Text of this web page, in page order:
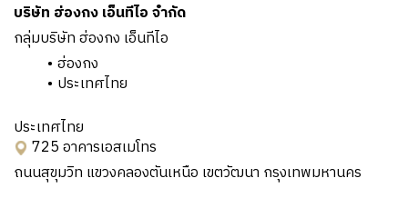
บริษัท ฮ่องกง เอ็นทีไอ จำกัด
กลุ่มบริษัท ฮ่องกง เอ็นทีไอ
ฮ่องกง
ประเทศไทย
ประเทศไทย
725 อาคารเอสเมโทร
ถนนสุขุมวิท แขวงคลองตันเหนือ เขตวัฒนา กรุงเทพมหานคร